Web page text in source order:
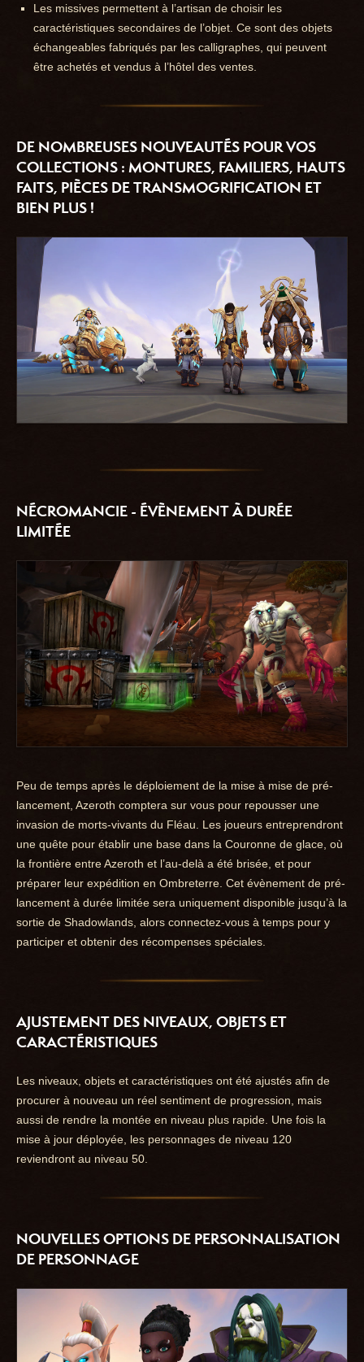
Les missives permettent à l’artisan de choisir les
caractéristiques secondaires de l’objet. Ce sont des objets
échangeables fabriqués par les calligraphes, qui peuvent
être achetés et vendus à l’hôtel des ventes.
DE NOMBREUSES NOUVEAUTÉS POUR VOS
COLLECTIONS : MONTURES, FAMILIERS, HAUTS
FAITS, PIÈCES DE TRANSMOGRIFICATION ET
BIEN PLUS !
NÉCROMANCIE - ÉVÈNEMENT À DURÉE
LIMITÉE
Peu de temps après le déploiement de la mise à mise de pré-
lancement, Azeroth comptera sur vous pour repousser une
invasion de morts-vivants du Fléau. Les joueurs entreprendront
une quête pour établir une base dans la Couronne de glace, où
la frontière entre Azeroth et l’au-delà a été brisée, et pour
préparer leur expédition en Ombreterre. Cet évènement de pré-
lancement à durée limitée sera uniquement disponible jusqu’à la
sortie de Shadowlands, alors connectez-vous à temps pour y
participer et obtenir des récompenses spéciales.
AJUSTEMENT DES NIVEAUX, OBJETS ET
CARACTÉRISTIQUES
Les niveaux, objets et caractéristiques ont été ajustés afin de
procurer à nouveau un réel sentiment de progression, mais
aussi de rendre la montée en niveau plus rapide. Une fois la
mise à jour déployée, les personnages de niveau 120
reviendront au niveau 50.
NOUVELLES OPTIONS DE PERSONNALISATION
DE PERSONNAGE